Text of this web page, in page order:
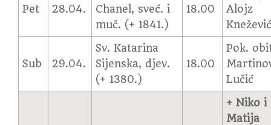
Pet 28.04.
Chanel, sveć. i
muč. (+ 1841.)
18.00
Alojz
Sub 29.04.
Sv. Katarina
Sijenska, djev.
(+ 1380.)
18.00
Pok.
Lučić
+ Niko i
Matija